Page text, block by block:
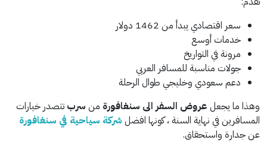
سعر اقتصادي يبدأ من 1462 دولار
خدمات أوسع
مرونة في التواريخ
جولات مناسبة للمسافر العربي
دعم سعودي وخليجي طوال الرحلة
وهذا ما يجعل عروض السفر الى سنغافورة من سرب تتصدر خيارات
المسافرين في نهاية السنة ، كونها افضل شركة سياحية في سنغافورة
عن جدارة واستحقاق.